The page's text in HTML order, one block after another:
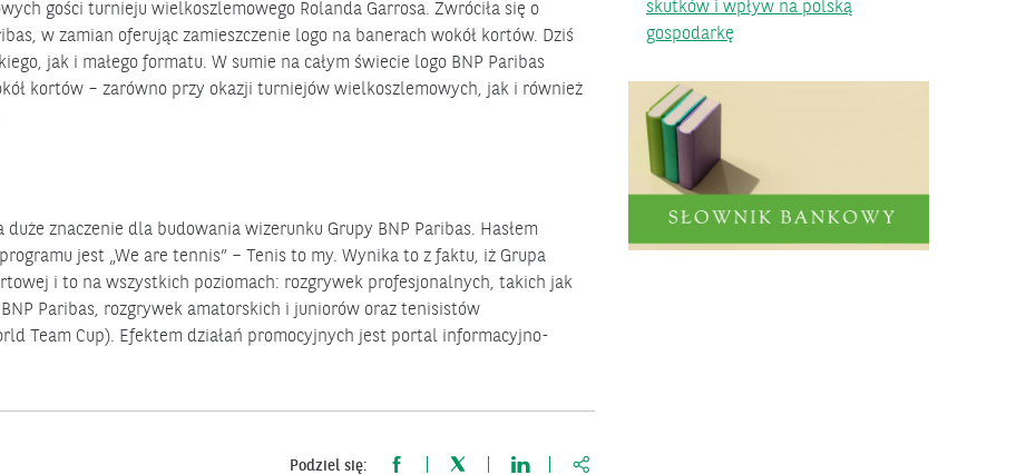
gości turnieju wielkoszlemowego Rolanda Garrosa. Zwróciła się o
w zamian oferując zamieszczenie logo na banerach wokół kortów. Dziś
jak i małego formatu. W sumie na całym świecie logo BNP Paribas
kortów – zarówno przy okazji turniejów wielkoszlemowych, jak i również
duże znaczenie dla budowania wizerunku Grupy BNP Paribas. Hasłem
jest „We are tennis” – Tenis to my. Wynika to z faktu, iż Grupa
i to na wszystkich poziomach: rozgrywek profesjonalnych, takich jak
Paribas, rozgrywek amatorskich i juniorów oraz tenisistów
Team Cup). Efektem działań promocyjnych jest portal informacyjno-
Podziel się: https://www.bnpparibas.pl/blog/wielkie-sukcesy-to-efekt-
skutków i wpływ na polską
gospodarkę